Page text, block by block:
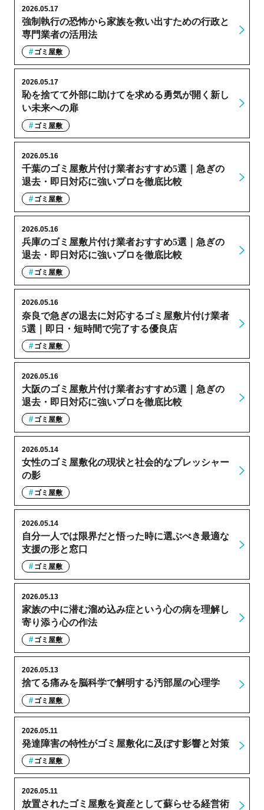
強制執行の恐怖から家族を救い出すための行政と
専門業者の活用法
2026.05.17
ゴミ屋敷
恥を捨てて外部に助けてを求める勇気が開く新し
い未来への扉
2026.05.17
ゴミ屋敷
千葉のゴミ屋敷片付け業者おすすめ5選｜急ぎの
退去・即日対応に強いプロを徹底比較
2026.05.16
ゴミ屋敷
兵庫のゴミ屋敷片付け業者おすすめ5選｜急ぎの
退去・即日対応に強いプロを徹底比較
2026.05.16
ゴミ屋敷
奈良で急ぎの退去に対応するゴミ屋敷片付け業者
5選｜即日・短時間で完了する優良店
2026.05.16
ゴミ屋敷
大阪のゴミ屋敷片付け業者おすすめ5選｜急ぎの
退去・即日対応に強いプロを徹底比較
2026.05.16
ゴミ屋敷
女性のゴミ屋敷化の現状と社会的なプレッシャー
の影
2026.05.14
ゴミ屋敷
自分一人では限界だと悟った時に選ぶべき最適な
支援の形と窓口
2026.05.14
ゴミ屋敷
家族の中に潜む溜め込み症という心の病を理解し
寄り添う心の作法
2026.05.13
ゴミ屋敷
捨てる痛みを脳科学で解明する汚部屋の心理学
2026.05.13
ゴミ屋敷
発達障害の特性がゴミ屋敷化に及ぼす影響と対策
2026.05.11
ゴミ屋敷
放置されたゴミ屋敷を資産として蘇らせる経営術
2026.05.11